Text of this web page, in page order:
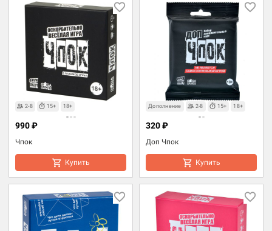
2-8 15+ 18+
Чпок
990 ₽
Купить
Дополнение 2-8 15+ 18+
Доп Чпок
320 ₽
Купить